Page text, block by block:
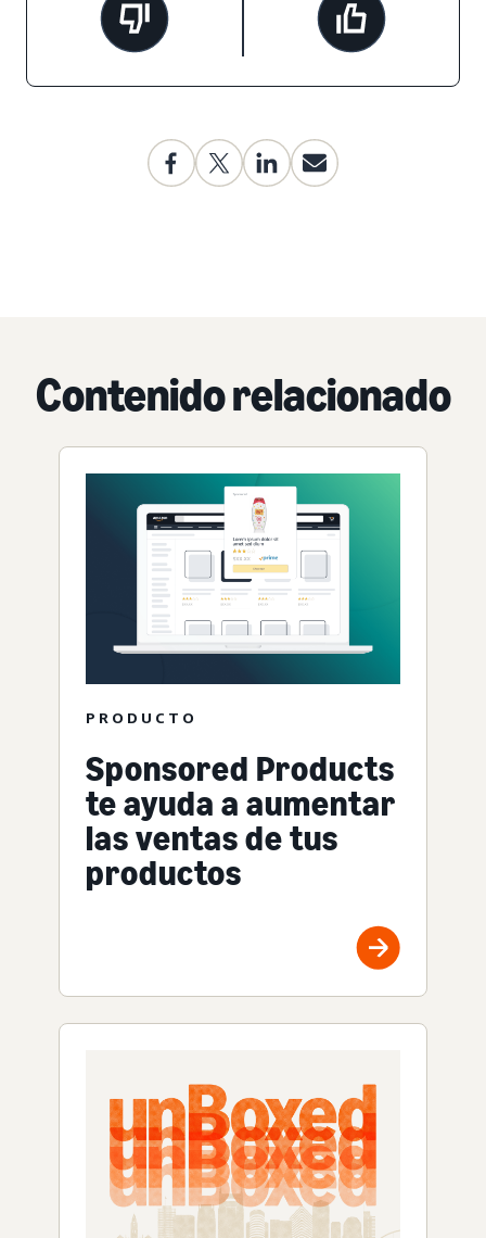
Contenido relacionado
PRODUCTO
Sponsored Products
te ayuda a aumentar
las ventas de tus
productos